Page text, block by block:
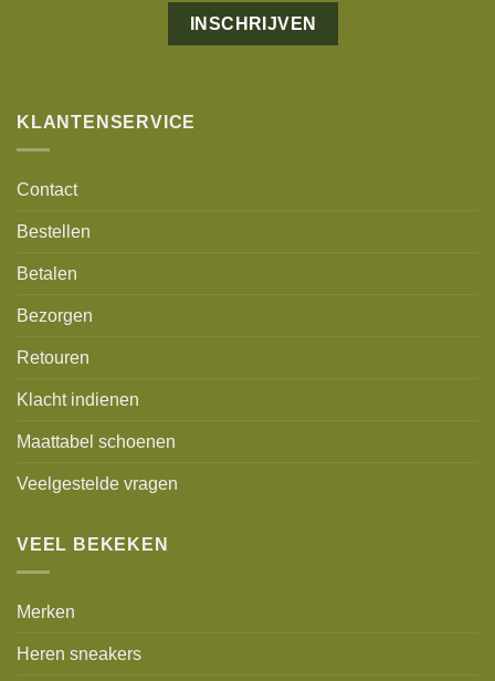
KLANTENSERVICE
Contact
Bestellen
Betalen
Bezorgen
Retouren
Klacht indienen
Maattabel schoenen
Veelgestelde vragen
VEEL BEKEKEN
Merken
Heren sneakers